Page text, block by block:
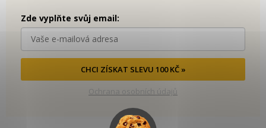
Zde vyplňte svůj email:
CHCI ZÍSKAT SLEVU 100 KČ »
Ochrana osobních údajů